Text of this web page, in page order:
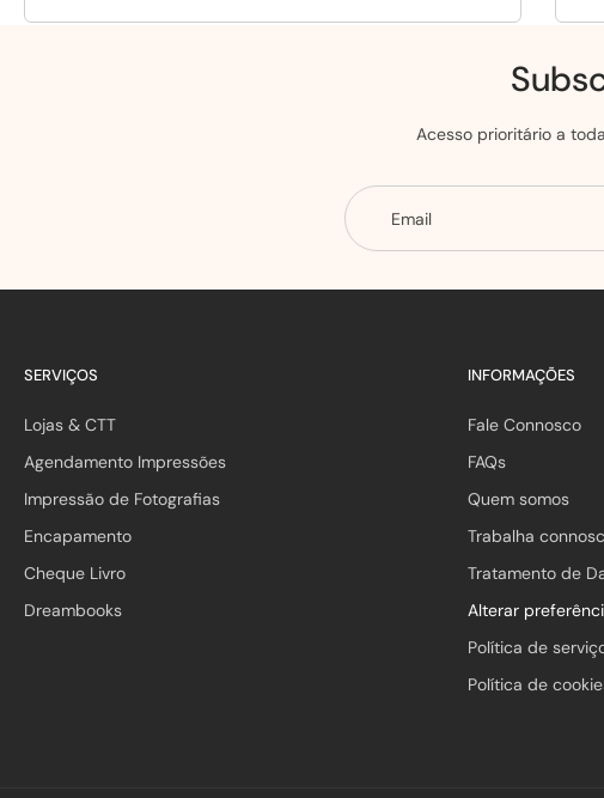
Acesso prioritário a
Email
SERVIÇOS
Lojas & CTT
Agendamento Impressões
Impressão de Fotografias
Encapamento
Cheque Livro
Dreambooks
INFORMAÇÕES
Fale Connosco
FAQs
Quem somos
Trabalha
Tratamento de
Alterar
Política de
Política de